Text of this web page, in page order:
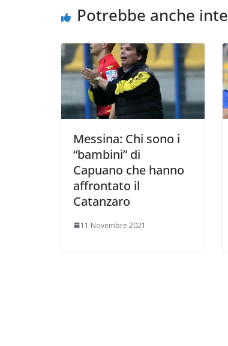
o
r
Potrebbe anche
Messina: Chi sono i
“bambini” di
Capuano che hanno
affrontato il
Catanzaro
11 Novembre 2021